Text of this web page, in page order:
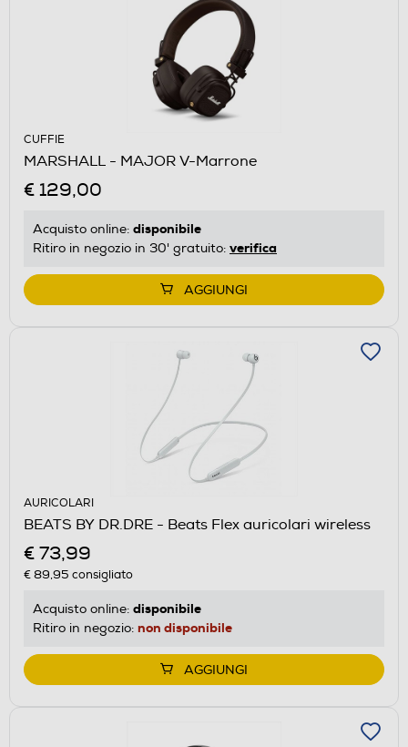
CUFFIE
MARSHALL - MAJOR V-Marrone
€ 129,00
Acquisto online: disponibile
Ritiro in negozio in 30' gratuito: verifica
AGGIUNGI
AURICOLARI
BEATS BY DR.DRE - Beats Flex auricolari wireless
€ 73,99
€ 89,95 consigliato
Acquisto online: disponibile
Ritiro in negozio: non disponibile
AGGIUNGI